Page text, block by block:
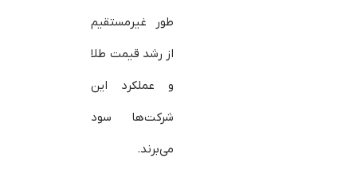
طور غیرمستقیم
از رشد قیمت طلا
و عملکرد این
شرکت‌ها سود
می‌برند.